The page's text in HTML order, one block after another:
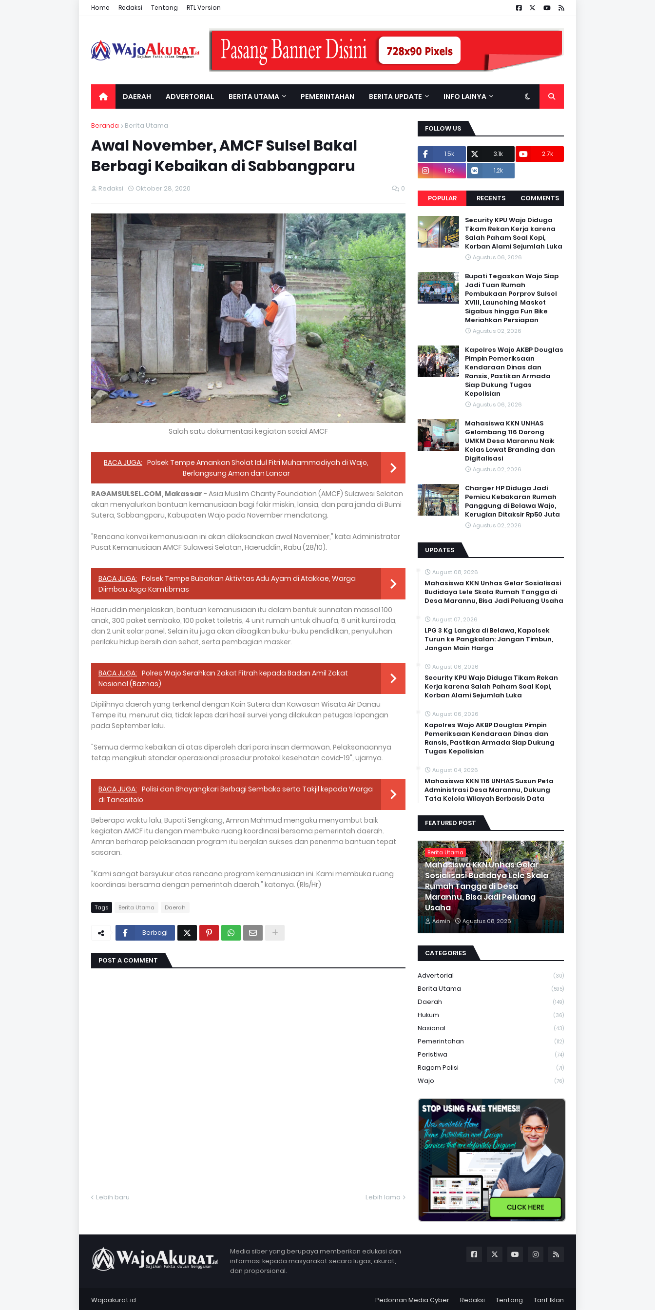
Home Redaksi Tentang RTL Version
DAERAH ADVERTORIAL BERITA UTAMA PEMERINTAHAN BERITA UPDATE INFO LAINYA
Beranda Berita Utama
Awal November, AMCF Sulsel Bakal
Berbagi Kebaikan di Sabbangparu
Redaksi Oktober 28, 2020 0
Salah satu dokumentasi kegiatan sosial AMCF
BACA JUGA: Polsek Tempe Amankan Sholat Idul Fitri Muhammadiyah di Wajo,
Berlangsung Aman dan Lancar
RAGAMSULSEL.COM, Makassar - Asia Muslim Charity Foundation (AMCF) Sulawesi Selatan
akan menyalurkan bantuan kemanusiaan bagi fakir miskin, lansia, dan para janda di Bumi
Sutera, Sabbangparu, Kabupaten Wajo pada November mendatang.
"Rencana konvoi kemanusiaan ini akan dilaksanakan awal November," kata Administrator
Pusat Kemanusiaan AMCF Sulawesi Selatan, Haeruddin, Rabu (28/10).
BACA JUGA: Polsek Tempe Bubarkan Aktivitas Adu Ayam di Atakkae, Warga
Diimbau Jaga Kamtibmas
Haeruddin menjelaskan, bantuan kemanusiaan itu dalam bentuk sunnatan massal 100
anak, 300 paket sembako, 100 paket toiletris, 4 unit rumah untuk dhuafa, 6 unit kursi roda,
dan 2 unit solar panel. Selain itu juga akan dibagikan buku-buku pendidikan, penyuluhan
perilaku hidup bersih dan sehat, serta pembagian masker.
BACA JUGA: Polres Wajo Serahkan Zakat Fitrah kepada Badan Amil Zakat
Nasional (Baznas)
Dipilihnya daerah yang terkenal dengan Kain Sutera dan Kawasan Wisata Air Danau
Tempe itu, menurut dia, tidak lepas dari hasil survei yang dilakukan petugas lapangan
pada September lalu.
"Semua derma kebaikan di atas diperoleh dari para insan dermawan. Pelaksanaannya
tetap mengikuti standar operasional prosedur protokol kesehatan covid-19", ujarnya.
BACA JUGA: Polisi dan Bhayangkari Berbagi Sembako serta Takjil kepada Warga
di Tanasitolo
Beberapa waktu lalu, Bupati Sengkang, Amran Mahmud mengaku menyambut baik
kegiatan AMCF itu dengan membuka ruang koordinasi bersama pemerintah daerah.
Amran berharap pelaksanaan program itu berjalan sukses dan penerima bantuan tepat
sasaran.
"Kami sangat bersyukur atas rencana program kemanusiaan ini. Kami membuka ruang
koordinasi bersama dengan pemerintah daerah," katanya. (Rls/Hr)
Tags Berita Utama Daerah
Berbagi
POST A COMMENT
Lebih baru Lebih lama
FOLLOW US
1.5k 3.1k
2.7k
1.8k
1.2k
POPULAR RECENTS COMMENTS
Security KPU Wajo Diduga
Tikam Rekan Kerja karena
Salah Paham Soal Kopi,
Korban Alami Sejumlah Luka
Agustus 06, 2026
Bupati Tegaskan Wajo Siap
Jadi Tuan Rumah
Pembukaan Porprov Sulsel
XVIII, Launching Maskot
Sigabus hingga Fun Bike
Meriahkan Persiapan
Agustus 02, 2026
Kapolres Wajo AKBP Douglas
Pimpin Pemeriksaan
Kendaraan Dinas dan
Ransis, Pastikan Armada
Siap Dukung Tugas
Kepolisian
Agustus 06, 2026
Mahasiswa KKN UNHAS
Gelombang 116 Dorong
UMKM Desa Marannu Naik
Kelas Lewat Branding dan
Digitalisasi
Agustus 02, 2026
Charger HP Diduga Jadi
Pemicu Kebakaran Rumah
Panggung di Belawa Wajo,
Kerugian Ditaksir Rp50 Juta
Agustus 02, 2026
UPDATES
August 08, 2026
Mahasiswa KKN Unhas Gelar Sosialisasi
Budidaya Lele Skala Rumah Tangga di
Desa Marannu, Bisa Jadi Peluang Usaha
August 07, 2026
LPG 3 Kg Langka di Belawa, Kapolsek
Turun ke Pangkalan: Jangan Timbun,
Jangan Main Harga
August 06, 2026
Security KPU Wajo Diduga Tikam Rekan
Kerja karena Salah Paham Soal Kopi,
Korban Alami Sejumlah Luka
August 06, 2026
Kapolres Wajo AKBP Douglas Pimpin
Pemeriksaan Kendaraan Dinas dan
Ransis, Pastikan Armada Siap Dukung
Tugas Kepolisian
August 04, 2026
Mahasiswa KKN 116 UNHAS Susun Peta
Administrasi Desa Marannu, Dukung
Tata Kelola Wilayah Berbasis Data
FEATURED POST
Berita Utama
Mahasiswa KKN Unhas Gelar
Sosialisasi Budidaya Lele Skala
Rumah Tangga di Desa
Marannu, Bisa Jadi Peluang
Usaha
Admin Agustus 08, 2026
CATEGORIES
Advertorial (30)
Berita Utama (595)
Daerah (149)
Hukum (36)
Nasional (43)
Pemerintahan (112)
Peristiwa (74)
Ragam Polisi (71)
Wajo (76)
CLICK HERE
Media siber yang berupaya memberikan edukasi dan
informasi kepada masyarakat secara lugas, akurat,
dan proporsional.
Wajoakurat.id Pedoman Media Cyber Redaksi Tentang Tarif Iklan